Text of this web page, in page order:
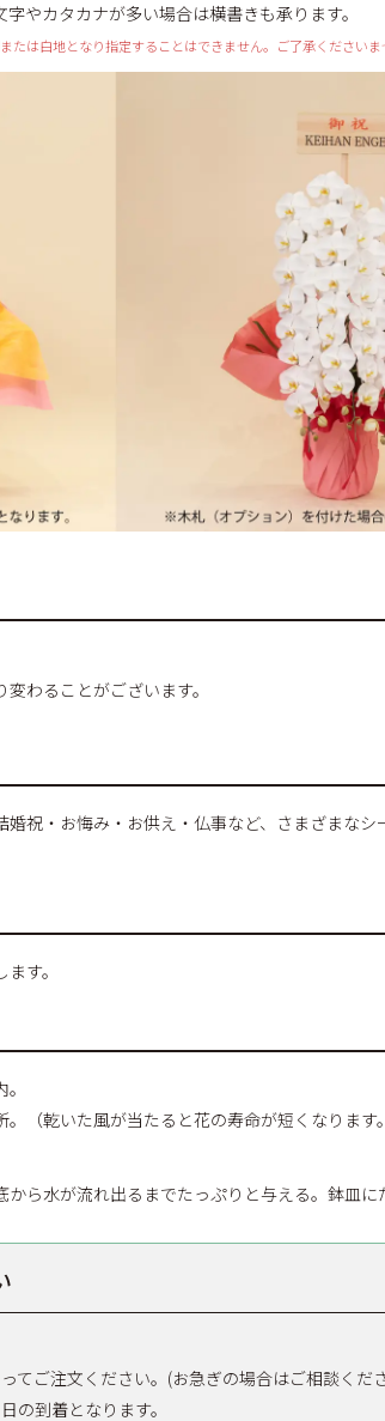
やカタカナが多い場合は横書きも承ります。
は白地となり指定することはできません。ご了承くださいま
わることがございます。
祝・お悔み・お供え・仏事など、さまざまなシ
す。
（乾いた風が当たると花の寿命が短くなります
から水が流れ出るまでたっぷりと与える。鉢皿
てご注文ください。(お急ぎの場合はご相談くだ
の到着となります。